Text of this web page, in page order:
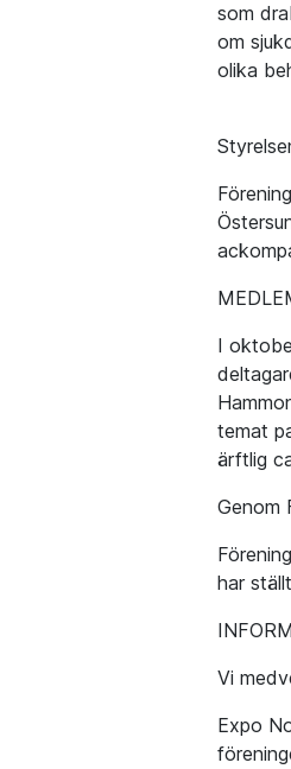
som
om
olika
I
temat
ärftlig
Genom
har
Vi
Expo